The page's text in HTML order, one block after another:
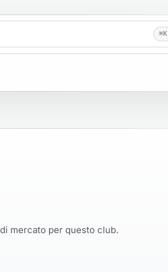
⌘K
mercato per questo club.